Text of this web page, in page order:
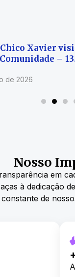
Xavier
–
de 2026
Nosso
em
à dedicação
constante de